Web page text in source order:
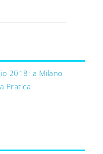
2018: a Milano
Pratica